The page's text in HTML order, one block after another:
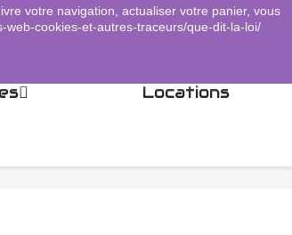
Connexion shopping_cart Panier (0)
Locations
votre navigation, actualiser votre panier, vous
cookies-et-autres-traceurs/que-dit-la-loi/